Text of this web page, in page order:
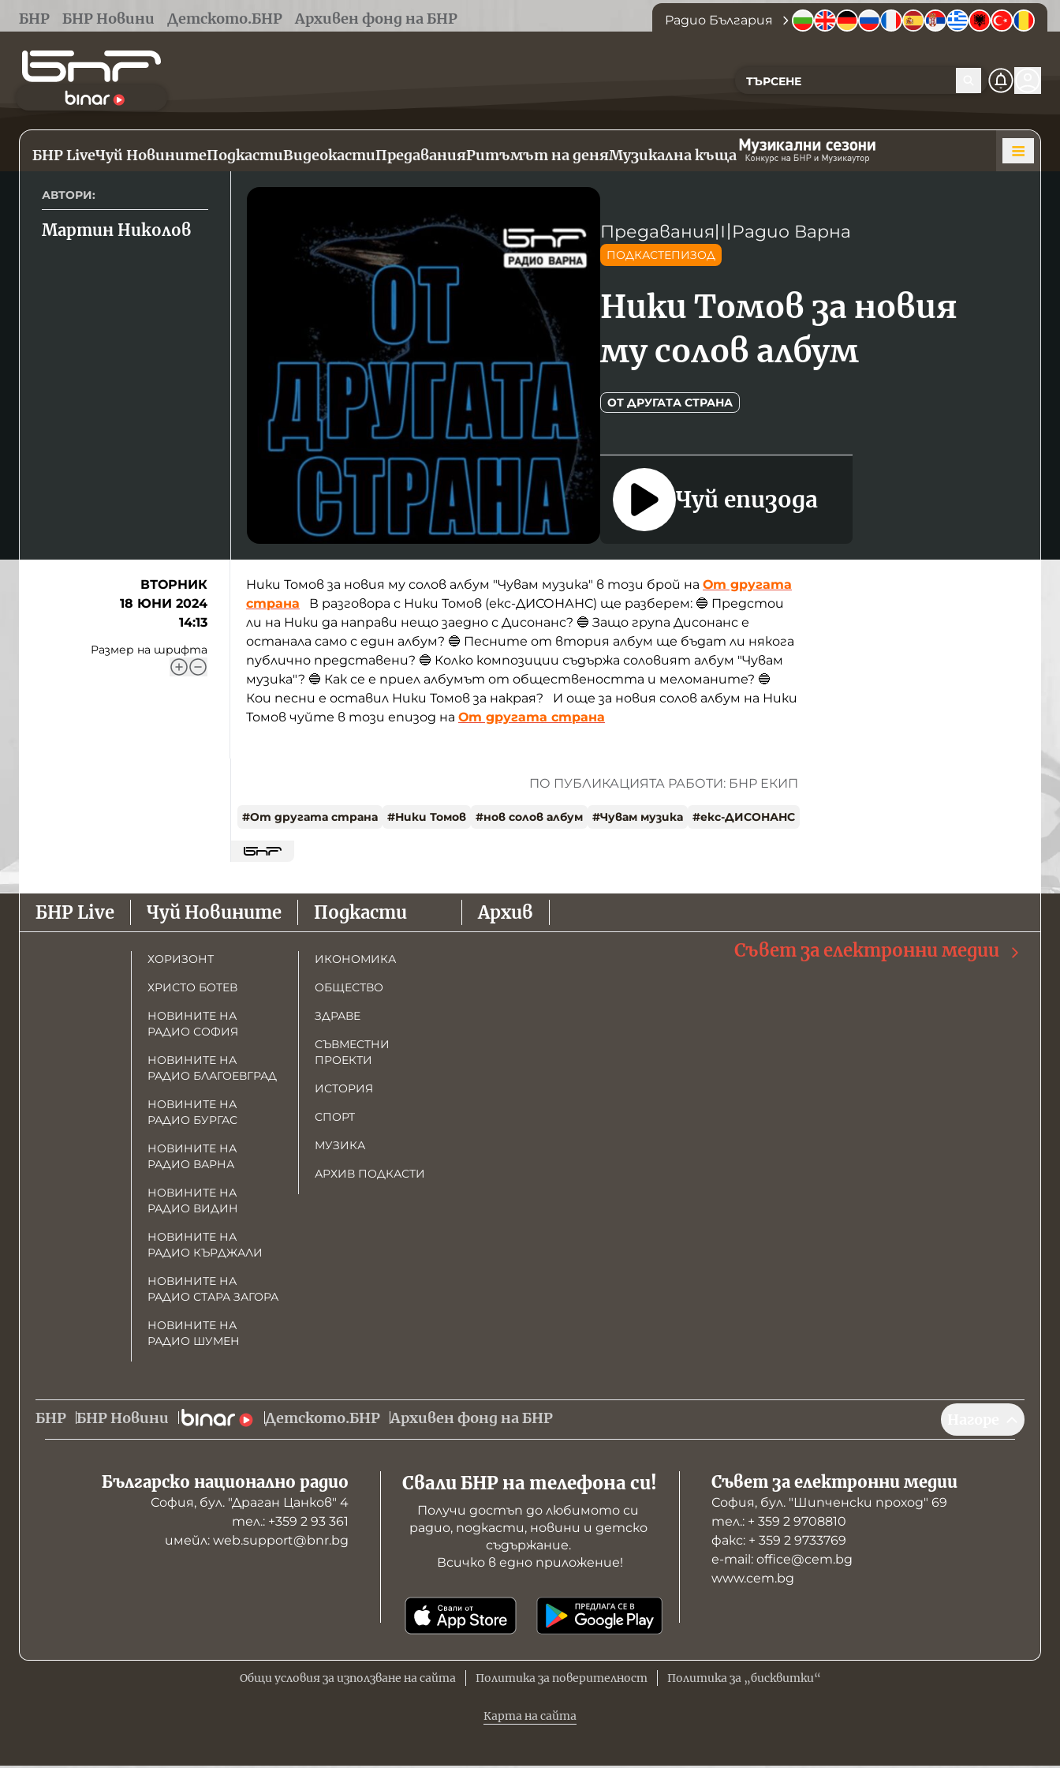
БНР БНР Новини Детското.БНР Архивен фонд на БНР Радио България
БНР LiveЧуй НовинитеПодкастиВидеокастиПредаванияРитъмът на деняМузикална къща
АВТОРИ:
Мартин Николов Предавания〣 Радио Варна
ПОДКАСТЕПИЗОД
Ники Томов за новия
му солов албум
ОТ ДРУГАТА СТРАНА
Чуй епизода
ВТОРНИК
18 ЮНИ 2024
14:13
Размер на шрифта
Ники Томов за новия му солов албум "Чувам музика" в този брой на От другата
страна В разговора с Ники Томов (екс-ДИСОНАНС) ще разберем: 🔵 Предстои
ли на Ники да направи нещо заедно с Дисонанс? 🔵 Защо група Дисонанс е
останала само с един албум? 🔵 Песните от втория албум ще бъдат ли някога
публично представени? 🔵 Колко композиции съдържа соловият албум "Чувам
музика"? 🔵 Как се е приел албумът от обществеността и меломаните? 🔵
Кои песни е оставил Ники Томов за накрая? И още за новия солов албум на Ники
Томов чуйте в този епизод на От другата страна
ПО ПУБЛИКАЦИЯТА РАБОТИ: БНР ЕКИП
#От другата страна #Ники Томов #нов солов албум #Чувам музика #екс-ДИСОНАНС
БНР Live Чуй Новините
ХОРИЗОНТ
ХРИСТО БОТЕВ
НОВИНИТЕ НА
РАДИО СОФИЯ
НОВИНИТЕ НА
РАДИО БЛАГОЕВГРАД
НОВИНИТЕ НА
РАДИО БУРГАС
НОВИНИТЕ НА
РАДИО ВАРНА
НОВИНИТЕ НА
РАДИО ВИДИН
НОВИНИТЕ НА
РАДИО КЪРДЖАЛИ
НОВИНИТЕ НА
РАДИО СТАРА ЗАГОРА
НОВИНИТЕ НА
РАДИО ШУМЕН
Подкасти
ИКОНОМИКА
ОБЩЕСТВО
ЗДРАВЕ
СЪВМЕСТНИ
ПРОЕКТИ
ИСТОРИЯ
СПОРТ
МУЗИКА
АРХИВ ПОДКАСТИ
Архив
Съвет за електронни медии
БНР БНР Новини Детското.БНР Архивен фонд на БНР
Българско национално радио
София, бул. "Драган Цанков" 4
тел.: +359 2 93 361
имейл: web.support@bnr.bg
Свали БНР на телефона си!
Получи достъп до любимото си
радио, подкасти, новини и детско
съдържание.
Всичко в едно приложение!
Съвет за електронни медии
София, бул. "Шипченски проход" 69
тел.: + 359 2 9708810
факс: + 359 2 9733769
е-mail: office@cem.bg
www.cem.bg
Общи условия за използване на сайта Политика за поверителност Политика за „бисквитки“
Карта на сайта